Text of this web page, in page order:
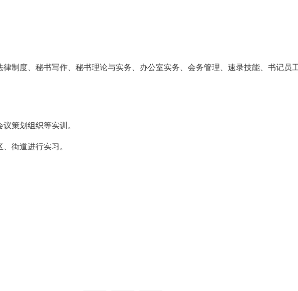
制度、秘书写作、秘书理论与实务、办公室实务、会务管理、速录技能、书记员
策划组织等实训。
街道进行实习。